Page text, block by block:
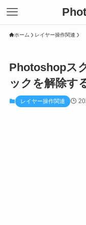
ホーム レイヤー操作関連
Photoshopス
ックを解除す
レイヤー操作関連